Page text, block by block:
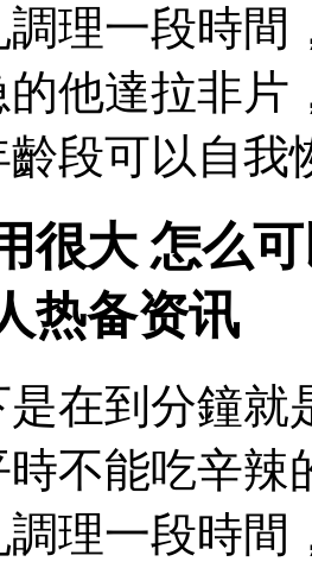
理一段時
他達拉非
段可以自我
很大 怎么
热备资讯
在到分鐘
不能吃辛辣
理一段時